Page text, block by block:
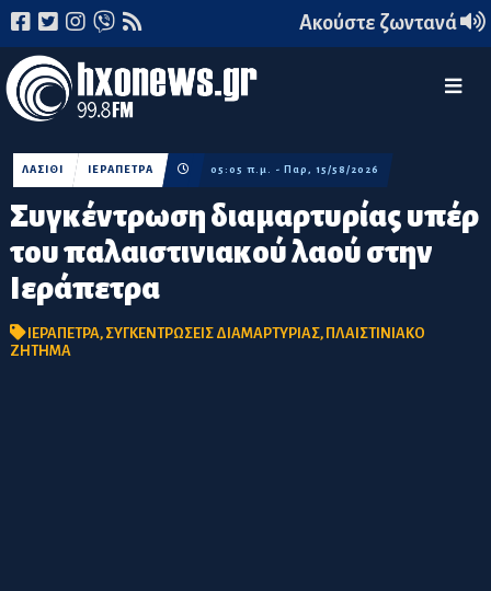
Ακούστε ζωντανά
Συγκέντρωση διαμαρτυρίας υπέρ
του παλαιστινιακού λαού στην
Ιεράπετρα
ΛΑΣΙΘΙ ΙΕΡΑΠΕΤΡΑ 05:05 π.μ. - Παρ, 15/58/2026
ΙΕΡΑΠΕΤΡΑ, ΣΥΓΚΕΝΤΡΩΣΕΙΣ ΔΙΑΜΑΡΤΥΡΙΑΣ, ΠΛΑΙΣΤΙΝΙΑΚΟ
ΖΗΤΗΜΑ